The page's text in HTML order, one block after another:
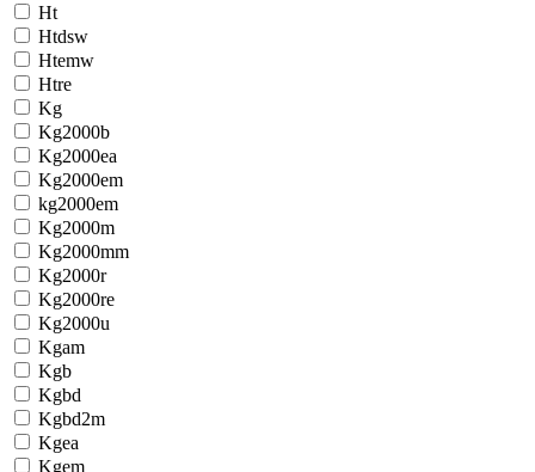
Ht
Htdsw
Htemw
Htre
Kg
Kg2000b
Kg2000ea
Kg2000em
kg2000em
Kg2000m
Kg2000mm
Kg2000r
Kg2000re
Kg2000u
Kgam
Kgb
Kgbd
Kgbd2m
Kgea
Kgem